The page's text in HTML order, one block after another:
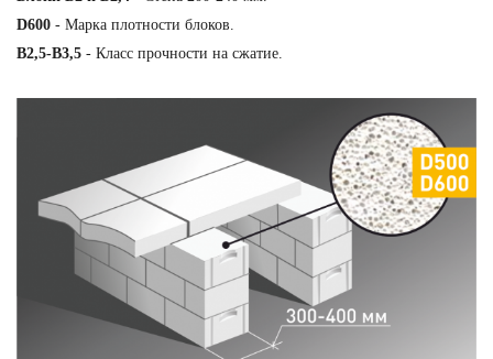
D600 - Марка плотности блоков.
B2,5-B3,5 - Класс прочности на сжатие.